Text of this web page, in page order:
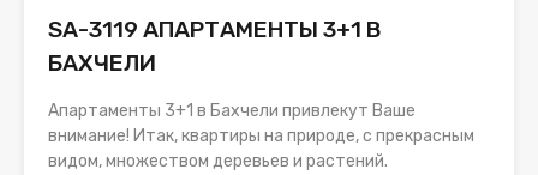
SA-3119 АПАРТАМЕНТЫ 3+1 В
БАХЧЕЛИ
Апартаменты 3+1 в Бахчели привлекут Ваше
внимание! Итак, квартиры на природе, с прекрасным
видом, множеством деревьев и растений.